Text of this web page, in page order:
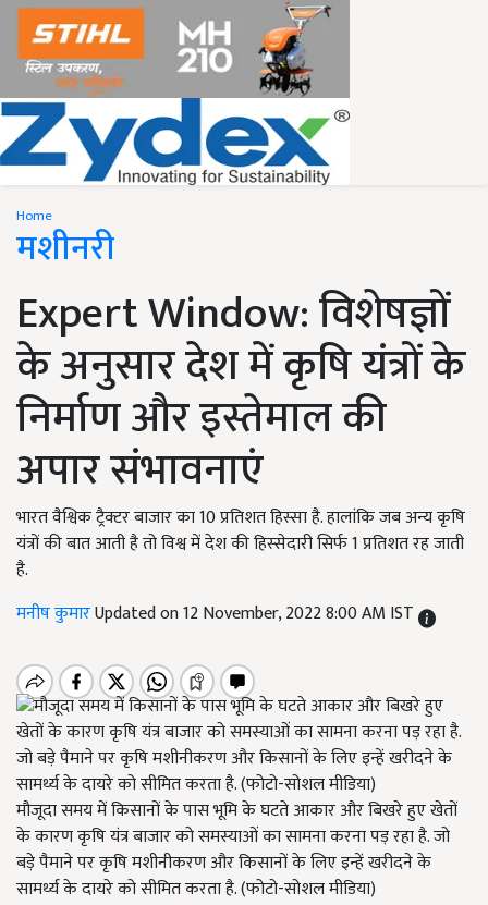
Home
मशीनरी
Expert Window: विशेषज्ञों
के अनुसार देश में कृषि यंत्रों के
निर्माण और इस्तेमाल की
अपार संभावनाएं
भारत वैश्विक ट्रैक्टर बाजार का 10 प्रतिशत हिस्सा है. हालांकि जब अन्य कृषि
यंत्रों की बात आती है तो विश्व में देश की हिस्सेदारी सिर्फ 1 प्रतिशत रह जाती
है.
मनीष कुमारUpdated on 12 November, 2022 8:00 AM IST
मौजूदा समय में किसानों के पास भूमि के घटते आकार और बिखरे हुए खेतों
के कारण कृषि यंत्र बाजार को समस्याओं का सामना करना पड़ रहा है. जो
बड़े पैमाने पर कृषि मशीनीकरण और किसानों के लिए इन्हें खरीदने के
सामर्थ्य के दायरे को सीमित करता है. (फोटो-सोशल मीडिया)